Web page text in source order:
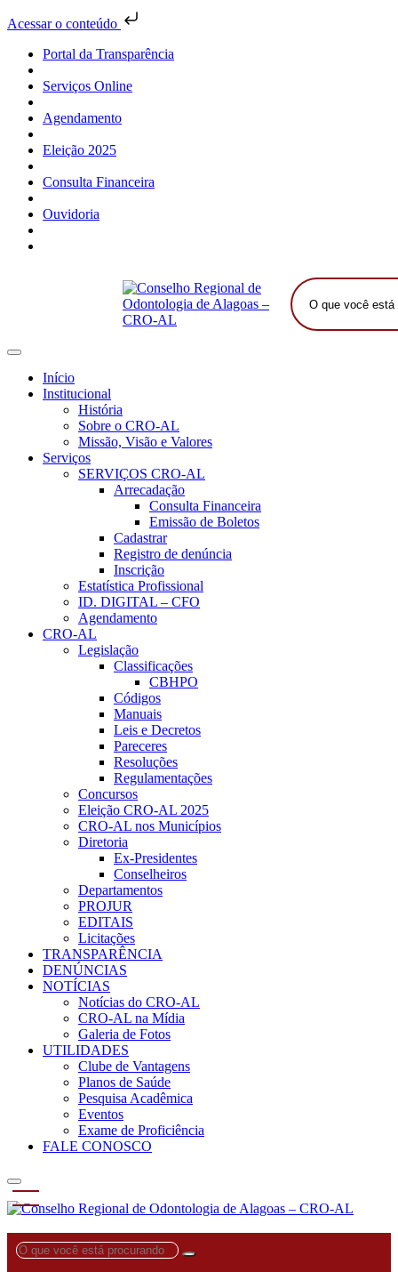
Acessar o conteúdo
Portal da Transparência
Serviços Online
Agendamento
Eleição 2025
Consulta Financeira
Ouvidoria
O
que
Início
Institucional
História
Sobre o CRO-AL
Missão, Visão e Valores
Serviços
SERVIÇOS CRO-AL
Arrecadação
Consulta Financeira
Emissão de Boletos
Cadastrar
Registro de denúncia
Inscrição
Estatística Profissional
ID. DIGITAL – CFO
Agendamento
CRO-AL
Legislação
Classificações
CBHPO
Códigos
Manuais
Leis e Decretos
Pareceres
Resoluções
Regulamentações
Concursos
Eleição CRO-AL 2025
CRO-AL nos Municípios
Diretoria
Ex-Presidentes
Conselheiros
Departamentos
PROJUR
EDITAIS
Licitações
TRANSPARÊNCIA
DENÚNCIAS
NOTÍCIAS
Notícias do CRO-AL
CRO-AL na Mídia
Galeria de Fotos
UTILIDADES
Clube de Vantagens
Planos de Saúde
Pesquisa Acadêmica
Eventos
Exame de Proficiência
FALE CONOSCO
O